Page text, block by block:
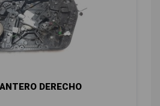
DERECHO